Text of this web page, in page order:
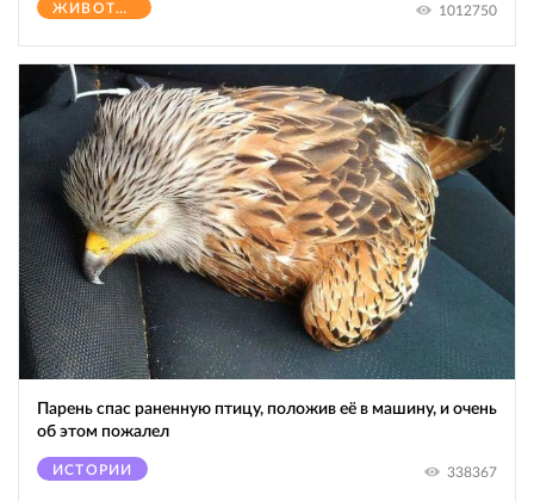
ЖИВОТНЫЕ 1012750
Парень спас раненную птицу, положив её в машину, и очень
об этом пожалел
ИСТОРИИ 338367